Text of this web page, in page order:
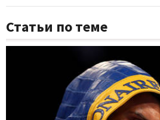
Статьи по теме